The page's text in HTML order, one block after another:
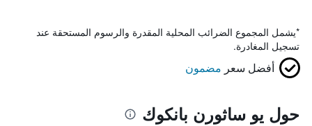
*يشمل المجموع الضرائب المحلية المقدرة والرسوم المستحقة عند
تسجيل المغادرة.
أفضل سعر مضمون
حول يو ساثورن بانكوك